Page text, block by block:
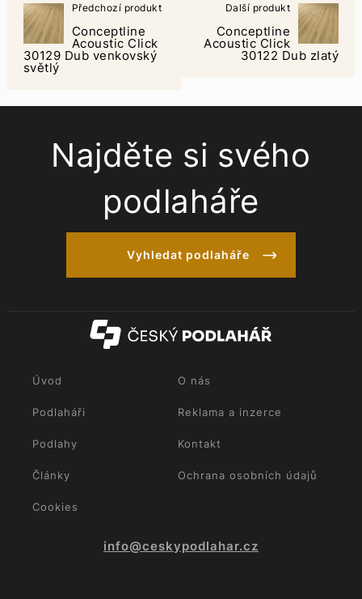
Předchozí produkt
Conceptline
Acoustic Click
30129 Dub venkovský
světlý
Další produkt
Conceptline
Acoustic Click
30122 Dub zlatý
Najděte si svého
podlaháře
Vyhledat podlaháře
Úvod O nás
Podlaháři Reklama a inzerce
Podlahy Kontakt
Články Ochrana osobních údajů
Cookies
info@ceskypodlahar.cz